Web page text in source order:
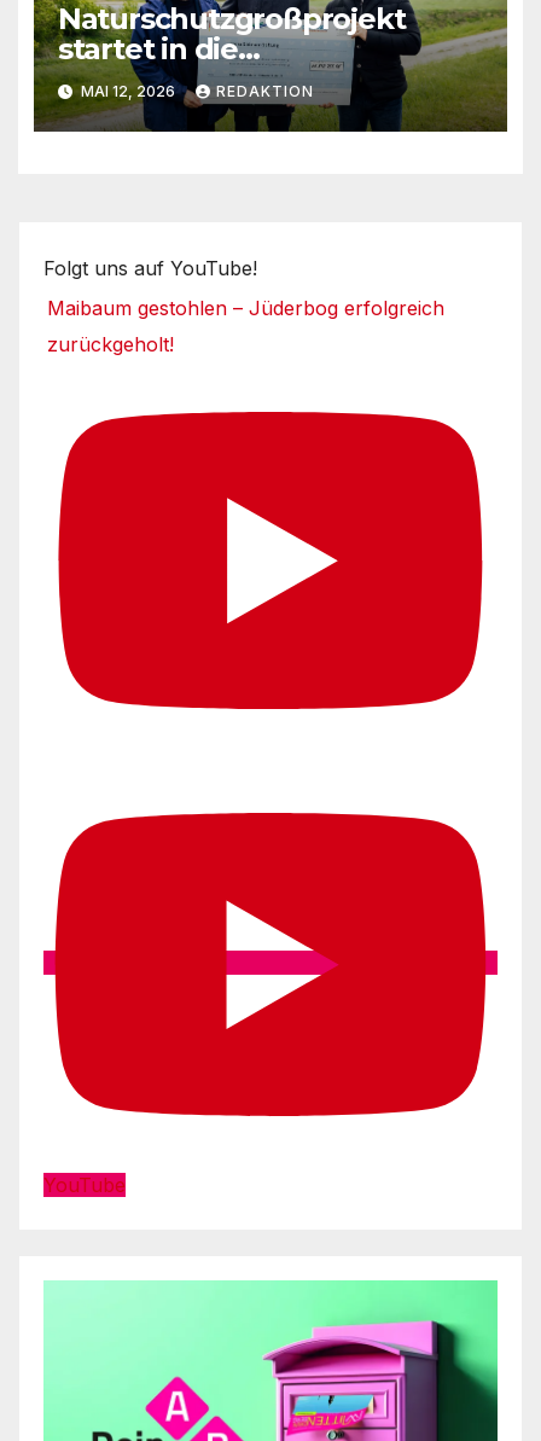
Naturschutzgroßprojekt
startet in die
Umsetzungsphase
MAI 12, 2026 REDAKTION
Folgt uns auf YouTube!
Maibaum gestohlen – Jüderbog erfolgreich
zurückgeholt!
YouTube